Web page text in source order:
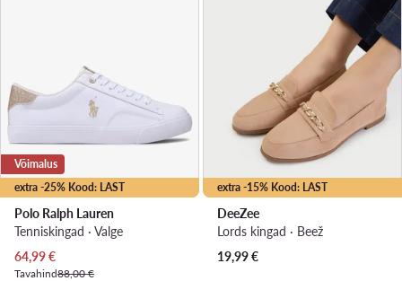
extra -25% Kood: LAST
Võimalus
Polo Ralph Lauren
Tenniskingad · Valge
Praegune hind
64,99€
Tavahind88,00 €
extra -15% Kood: LAST
DeeZee
Lords kingad · Beež
19,99€